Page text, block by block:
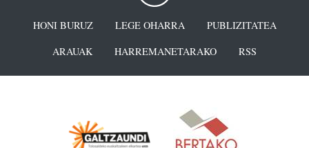
HONI BURUZ LEGE OHARRA
PUBLIZITATEA
ARAUAK
HARREMANETARAKO RSS